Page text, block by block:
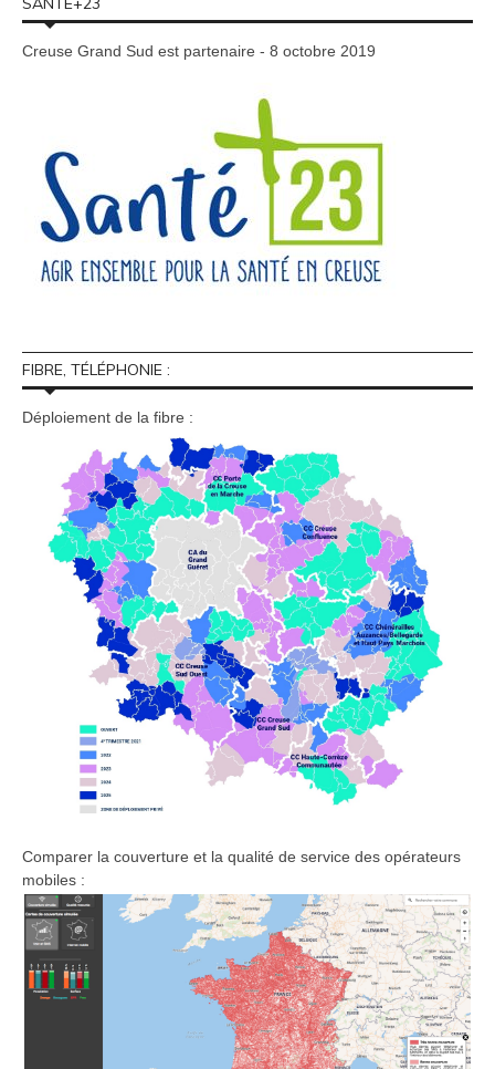
Creuse Grand Sud est partenaire - 8 octobre 2019
FIBRE, TÉLÉPHONIE :
Déploiement de la fibre :
Comparer la couverture et la qualité de service des opérateurs
mobiles :